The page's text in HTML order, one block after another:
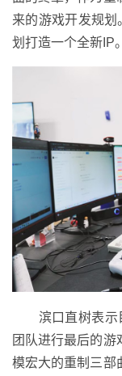
来的游戏开发规
划打造一个全新IP。
滨口直树表示目
团队进行最后的
模宏大的重制三部